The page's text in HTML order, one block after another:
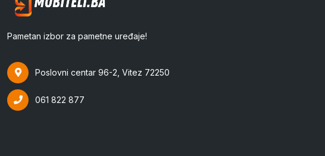
Pametan izbor za pametne uređaje!
Poslovni centar 96-2, Vitez 72250
061 822 877